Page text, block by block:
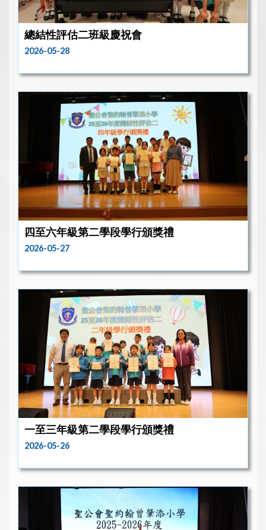
總結性評估二班級慶祝會
2026-05-28
四至六年級第二學段學行頒獎禮
2026-05-27
一至三年級第二學段學行頒獎禮
2026-05-26